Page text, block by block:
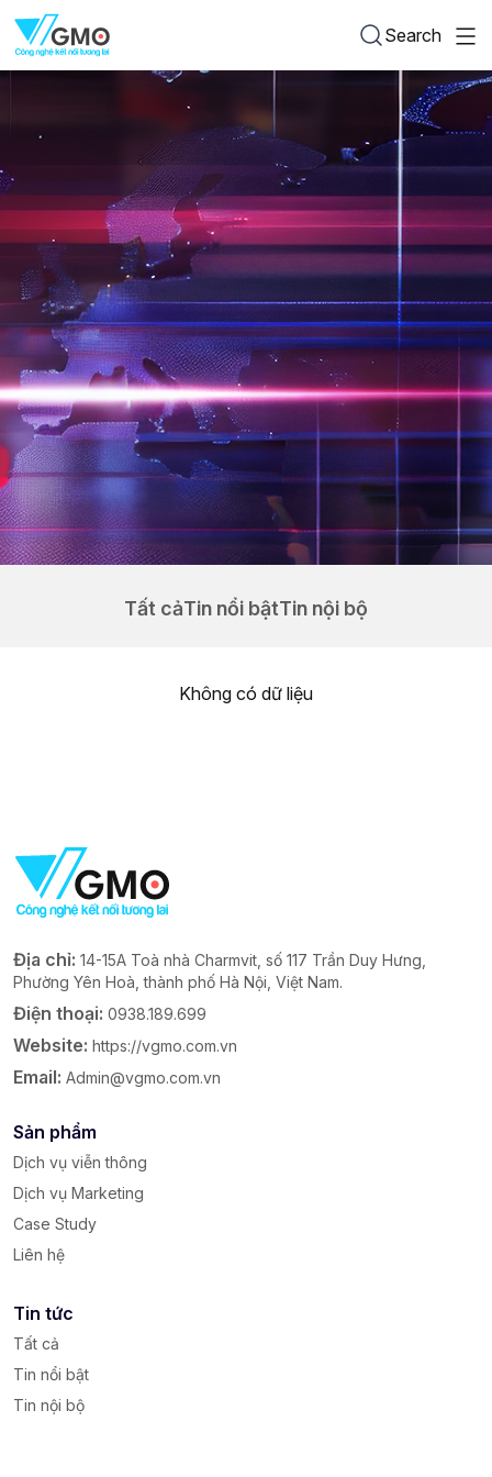
Search
Tất cảTin nổi bậtTin nội bộ
Không có dữ liệu
Địa chỉ: 14-15A Toà nhà Charmvit, số 117 Trần Duy Hưng,
Phường Yên Hoà, thành phố Hà Nội, Việt Nam.
Điện thoại: 0938.189.699
Website: https://vgmo.com.vn
Email: Admin@vgmo.com.vn
Sản phẩm
Dịch vụ viễn thông
Dịch vụ Marketing
Case Study
Liên hệ
Tin tức
Tất cả
Tin nổi bật
Tin nội bộ